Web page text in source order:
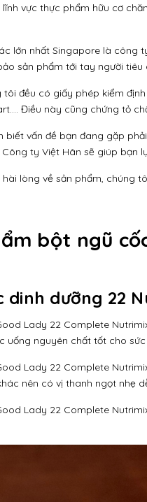
lĩnh vực thực phẩm hữu cơ
lớn nhất Singapore là công
sản phẩm tới tay người tiêu
đều có giấy phép kiểm
Điều này cũng chứng tỏ
biết vấn đề bạn đang gặp
ty Việt Hân sẽ giúp bạn
lòng về sản phẩm, chúng
bột ngũ
dinh dưỡng 22
Lady 22 Complete
uống nguyên chất tốt cho sức
Lady 22 Complete
nên có vị thanh ngọt nhẹ
Lady 22 Complete